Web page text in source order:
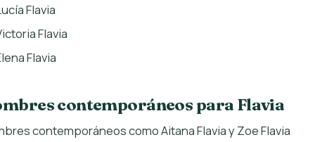
Flavia
Flavia
Flavia
contemporáneos para Flavia
contemporáneos como Aitana Flavia y Zoe Flavia